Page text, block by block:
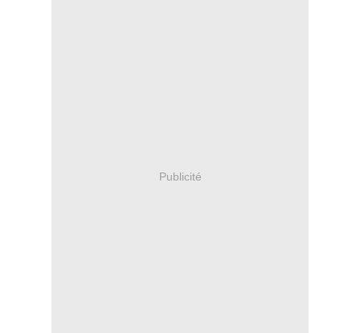
Publicité